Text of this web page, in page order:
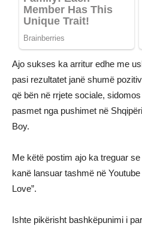
Ajo sukses ka arritur edhe me
pasi rezultatet janë shumë
që bën në rrjete sociale,
pasmet nga pushimet në
Boy.
Me këtë postim ajo ka treguar
kanë lansuar tashmë në
Love”.
Ishte pikërisht bashkëpunimi i